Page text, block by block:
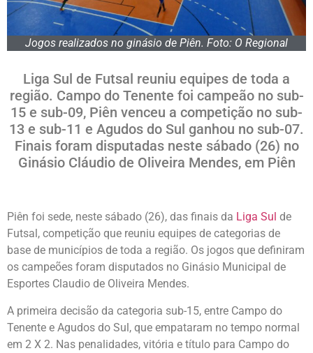
Jogos realizados no ginásio de Piên. Foto: O Regional
Liga Sul de Futsal reuniu equipes de toda a
região. Campo do Tenente foi campeão no sub-
15 e sub-09, Piên venceu a competição no sub-
13 e sub-11 e Agudos do Sul ganhou no sub-07.
Finais foram disputadas neste sábado (26) no
Ginásio Cláudio de Oliveira Mendes, em Piên
Piên foi sede, neste sábado (26), das finais da Liga Sul de
Futsal, competição que reuniu equipes de categorias de
base de municípios de toda a região. Os jogos que definiram
os campeões foram disputados no Ginásio Municipal de
Esportes Claudio de Oliveira Mendes.
A primeira decisão da categoria sub-15, entre Campo do
Tenente e Agudos do Sul, que empataram no tempo normal
em 2 X 2. Nas penalidades, vitória e título para Campo do